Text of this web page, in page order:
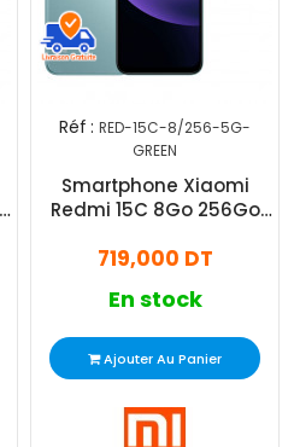
Réf : RED-15C-8/256-5G-
GREEN
Smartphone Xiaomi
Redmi 15C 8Go 256Go
719,000 DT
En stock
Ajouter Au Panier